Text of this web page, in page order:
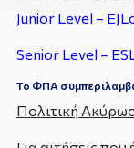
Junior Level –
Senior Level –
Το ΦΠΑ
Πολιτική